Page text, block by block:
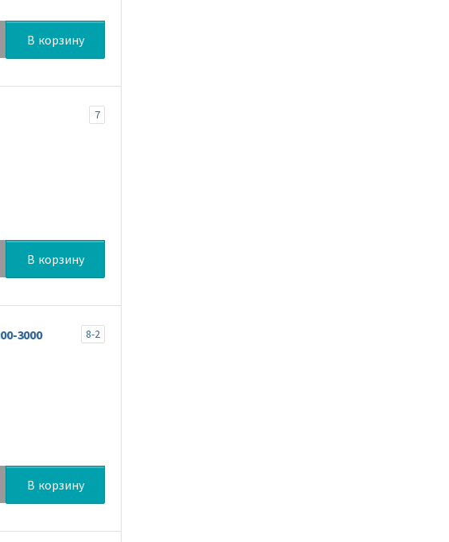
В корзину
7
В корзину
3000 8-2
В корзину